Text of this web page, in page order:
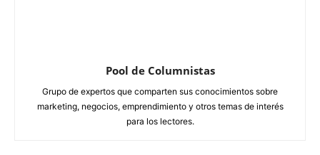
Pool de Columnistas
Grupo de expertos que comparten sus conocimientos sobre
marketing, negocios, emprendimiento y otros temas de interés
para los lectores.